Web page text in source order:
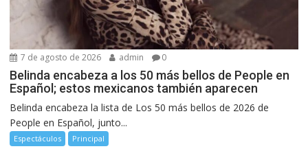
7 de agosto de 2026 admin 0
Belinda encabeza a los 50 más bellos de People en
Español; estos mexicanos también aparecen
Belinda encabeza la lista de Los 50 más bellos de 2026 de
People en Español, junto...
Espectáculos Principal